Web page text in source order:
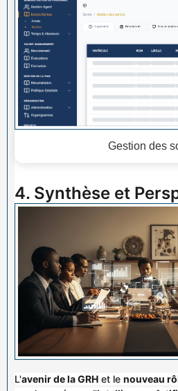
Gestion des
4. Synthèse et
L'avenir de la GRH et le nouveau